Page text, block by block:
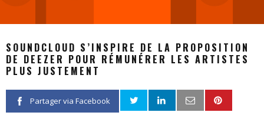
SOUNDCLOUD S’INSPIRE DE LA PROPOSITION
DE DEEZER POUR RÉMUNÉRER LES ARTISTES
PLUS JUSTEMENT
Partager via Facebook